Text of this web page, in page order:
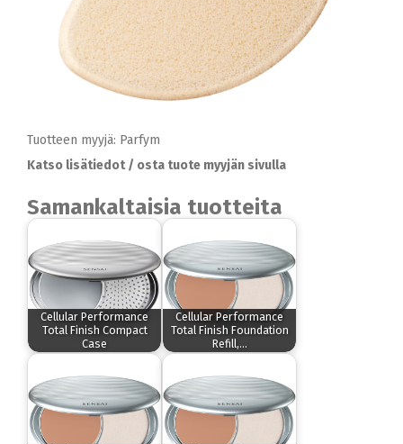
Tuotteen myyjä: Parfym
Katso lisätiedot / osta tuote myyjän sivulla
Samankaltaisia tuotteita
Cellular Performance
Total Finish Compact
Case
Cellular Performance
Total Finish Foundation
Refill,…